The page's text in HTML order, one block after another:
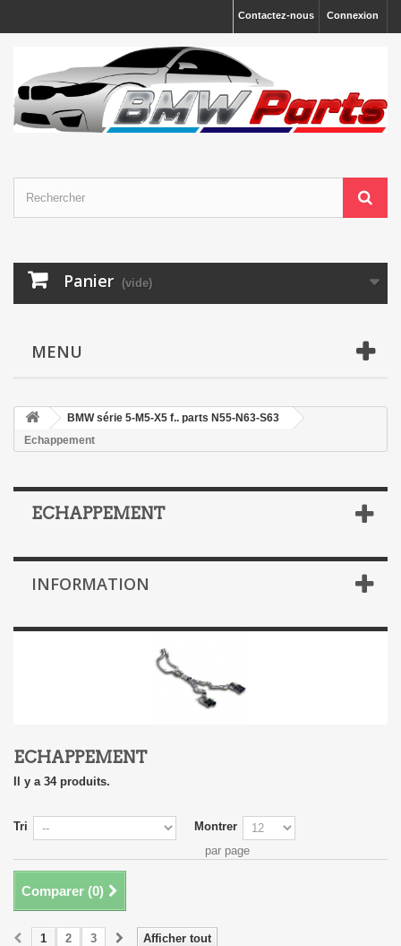
Connexion
Contactez-nous
Panier (vide)
MENU
BMW série 5-M5-X5 f.. parts N55-N63-S63
Echappement
ECHAPPEMENT
INFORMATION
ECHAPPEMENT
Il y a 34 produits.
Tri
Montrer
par page
Comparer (0)
Afficher tout
1 2 3